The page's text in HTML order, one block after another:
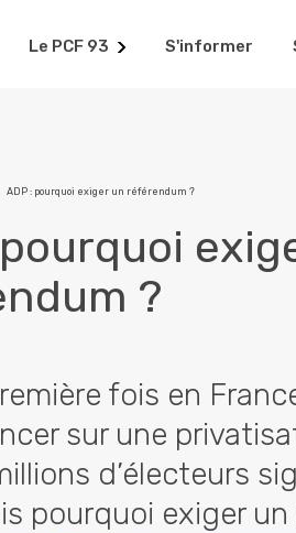
Le PCF 93 S'informer
ADP : pourquoi exiger un référendum ?
?
fois en
sur une
d’électeurs
pourquoi exiger